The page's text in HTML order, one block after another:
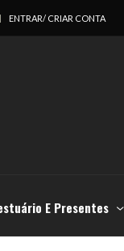
ENTRAR/ CRIAR CONTA
E Presentes